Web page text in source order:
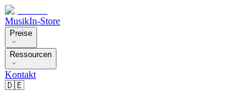
MusikIn-Store
Preise
Ressourcen
Kontakt
🇩🇪